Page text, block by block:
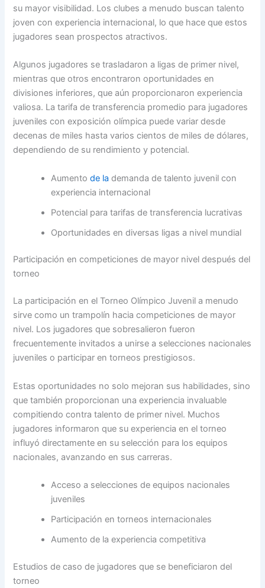
su mayor visibilidad. Los clubes a menudo buscan talento
joven con experiencia internacional, lo que hace que estos
jugadores sean prospectos atractivos.
Algunos jugadores se trasladaron a ligas de primer nivel,
mientras que otros encontraron oportunidades en
divisiones inferiores, que aún proporcionaron experiencia
valiosa. La tarifa de transferencia promedio para jugadores
juveniles con exposición olímpica puede variar desde
decenas de miles hasta varios cientos de miles de dólares,
dependiendo de su rendimiento y potencial.
Aumentode la demanda de talento juvenil con
experiencia internacional
Potencial para tarifas de transferencia lucrativas
Oportunidades en diversas ligas a nivel mundial
Participación en competiciones de mayor nivel después del
torneo
La participación en el Torneo Olímpico Juvenil a menudo
sirve como un trampolín hacia competiciones de mayor
nivel. Los jugadores que sobresalieron fueron
frecuentemente invitados a unirse a selecciones nacionales
juveniles o participar en torneos prestigiosos.
Estas oportunidades no solo mejoran sus habilidades, sino
que también proporcionan una experiencia invaluable
compitiendo contra talento de primer nivel. Muchos
jugadores informaron que su experiencia en el torneo
influyó directamente en su selección para los equipos
nacionales, avanzando en sus carreras.
Acceso a selecciones de equipos nacionales
juveniles
Participación en torneos internacionales
Aumento de la experiencia competitiva
Estudios de caso de jugadores que se beneficiaron del
torneo